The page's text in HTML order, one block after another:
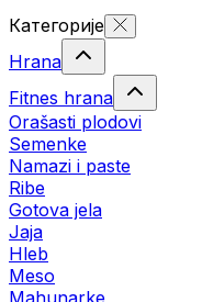
Категорије
Hrana
Fitnes hrana
Orašasti plodovi
Semenke
Namazi i paste
Ribe
Gotova jela
Јаја
Hleb
Meso